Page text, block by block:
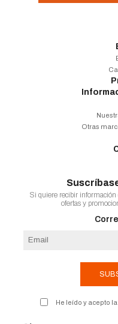
Otras
Si quiere recibir información
ofertas y
He leído y acepto la